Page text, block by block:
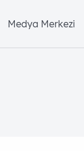
Medya Merkezi